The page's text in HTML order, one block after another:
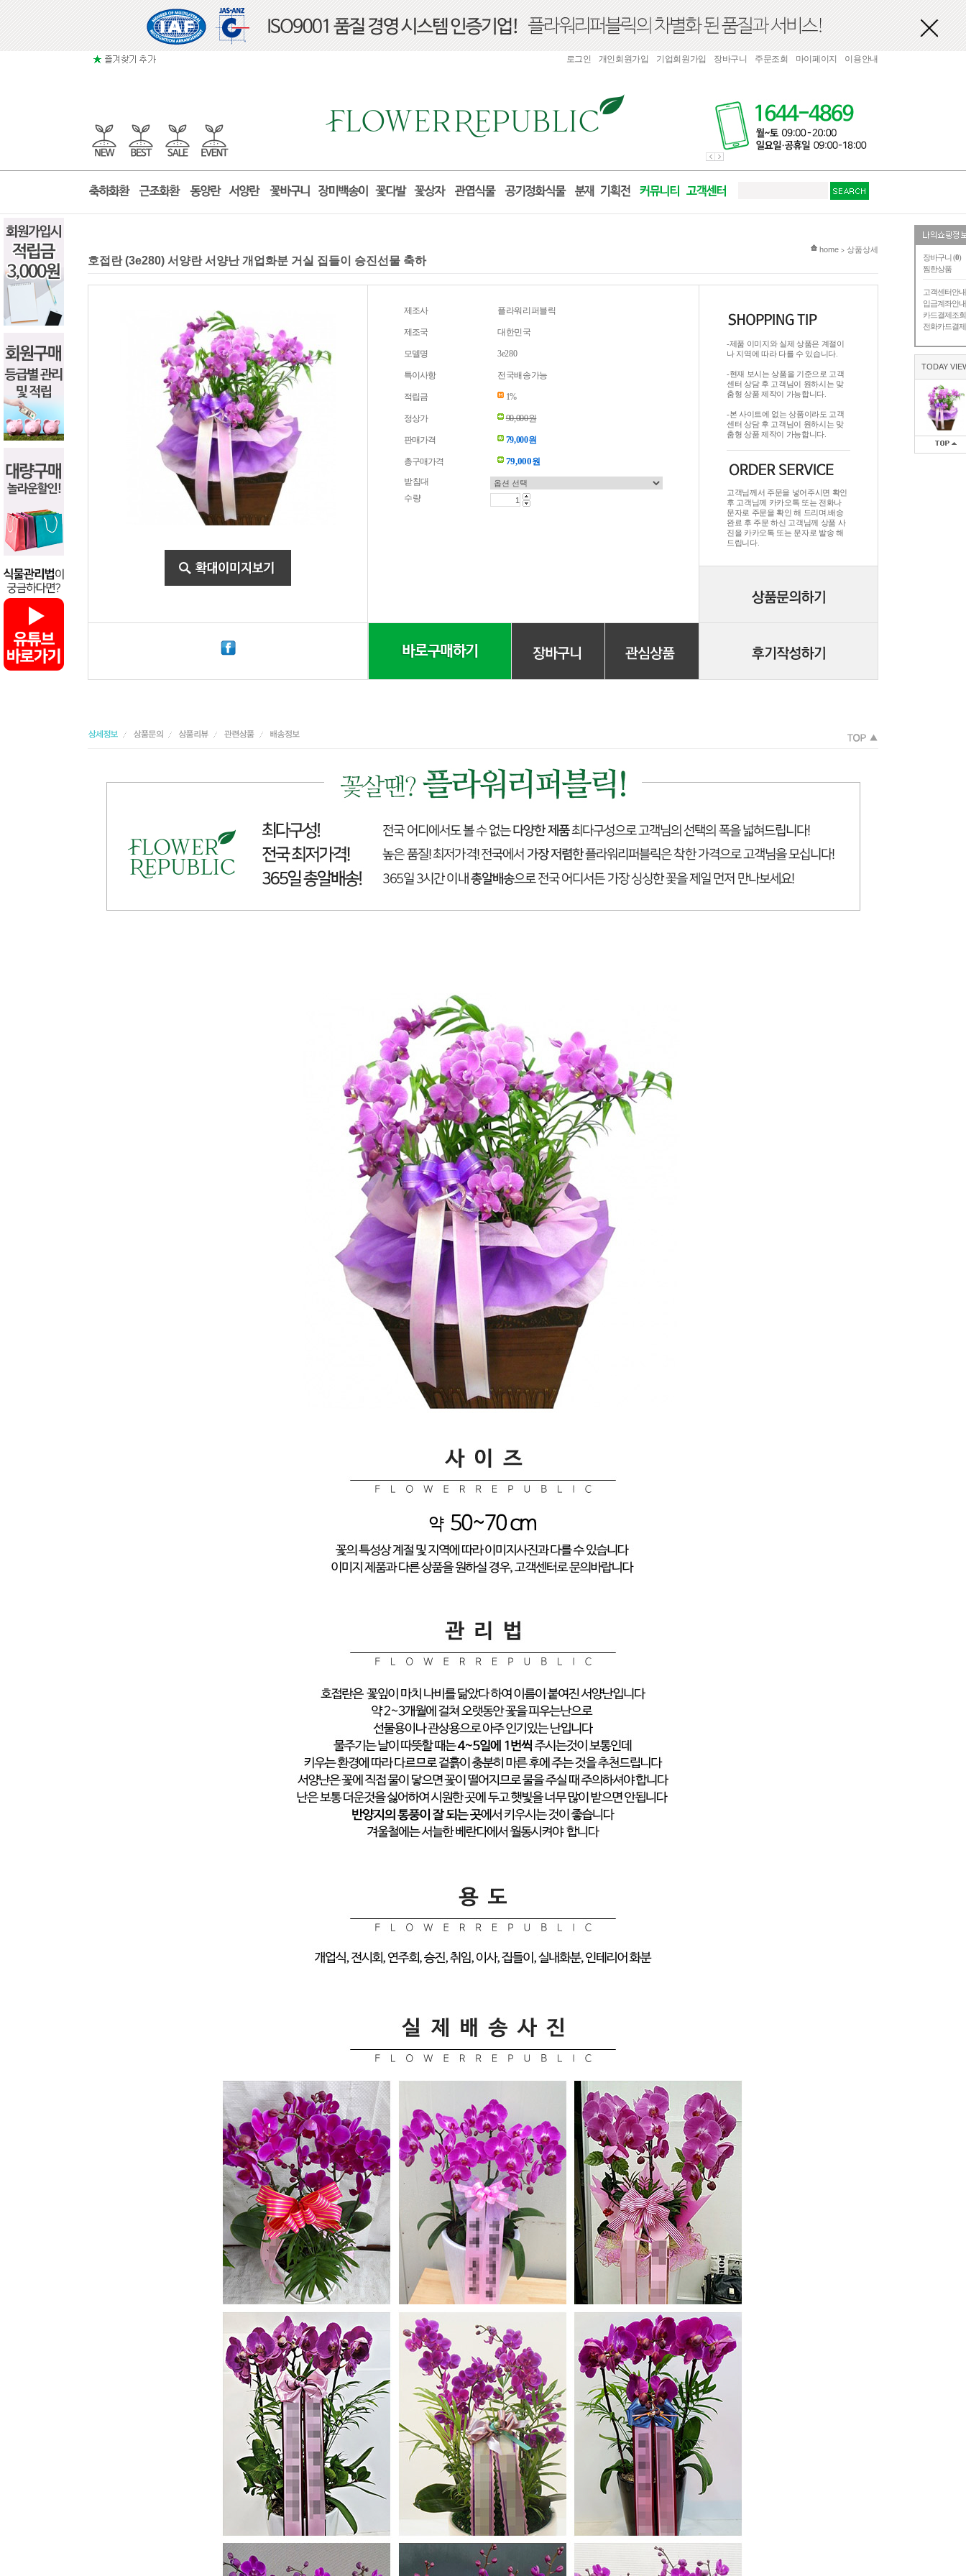
장바구니 (0)
찜한상품
고객센터안내
입금계좌안내
카드결제조회
전화카드결제
TODAY
로그인 개인회원가입 기업회원가입 장바구니 주문조회 마이페이지 이용안내
현재 위치
home > 상품상세
호접란 (3e280) 서양란 서양난 개업화분 거실 집들이 승진선물 축하
제조사 플라워리퍼블릭
제조국 대한민국
모델명 3e280
특이사항 전국배송가능
적립금 1%
정상가 90,000원
판매가격 79,000원
총구매가격 79,000원
받침대
수량
-제품 이미지와 실제 상품은 계절이
나 지역에 따라 다를 수 있습니다.
-현재 보시는 상품을 기준으로 고객
센터 상담 후 고객님이 원하시는 맞
춤형 상품 제작이 가능합니다.
-본 사이트에 없는 상품이라도 고객
센터 상담 후 고객님이 원하시는 맞
춤형 상품 제작이 가능합니다.
고객님께서 주문을 넣어주시면 확인
후 고객님께 카카오톡 또는 전화나
문자로 주문을 확인 해 드리며.배송
완료 후 주문 하신 고객님께 상품 사
진을 카카오톡 또는 문자로 발송 해
드립니다.